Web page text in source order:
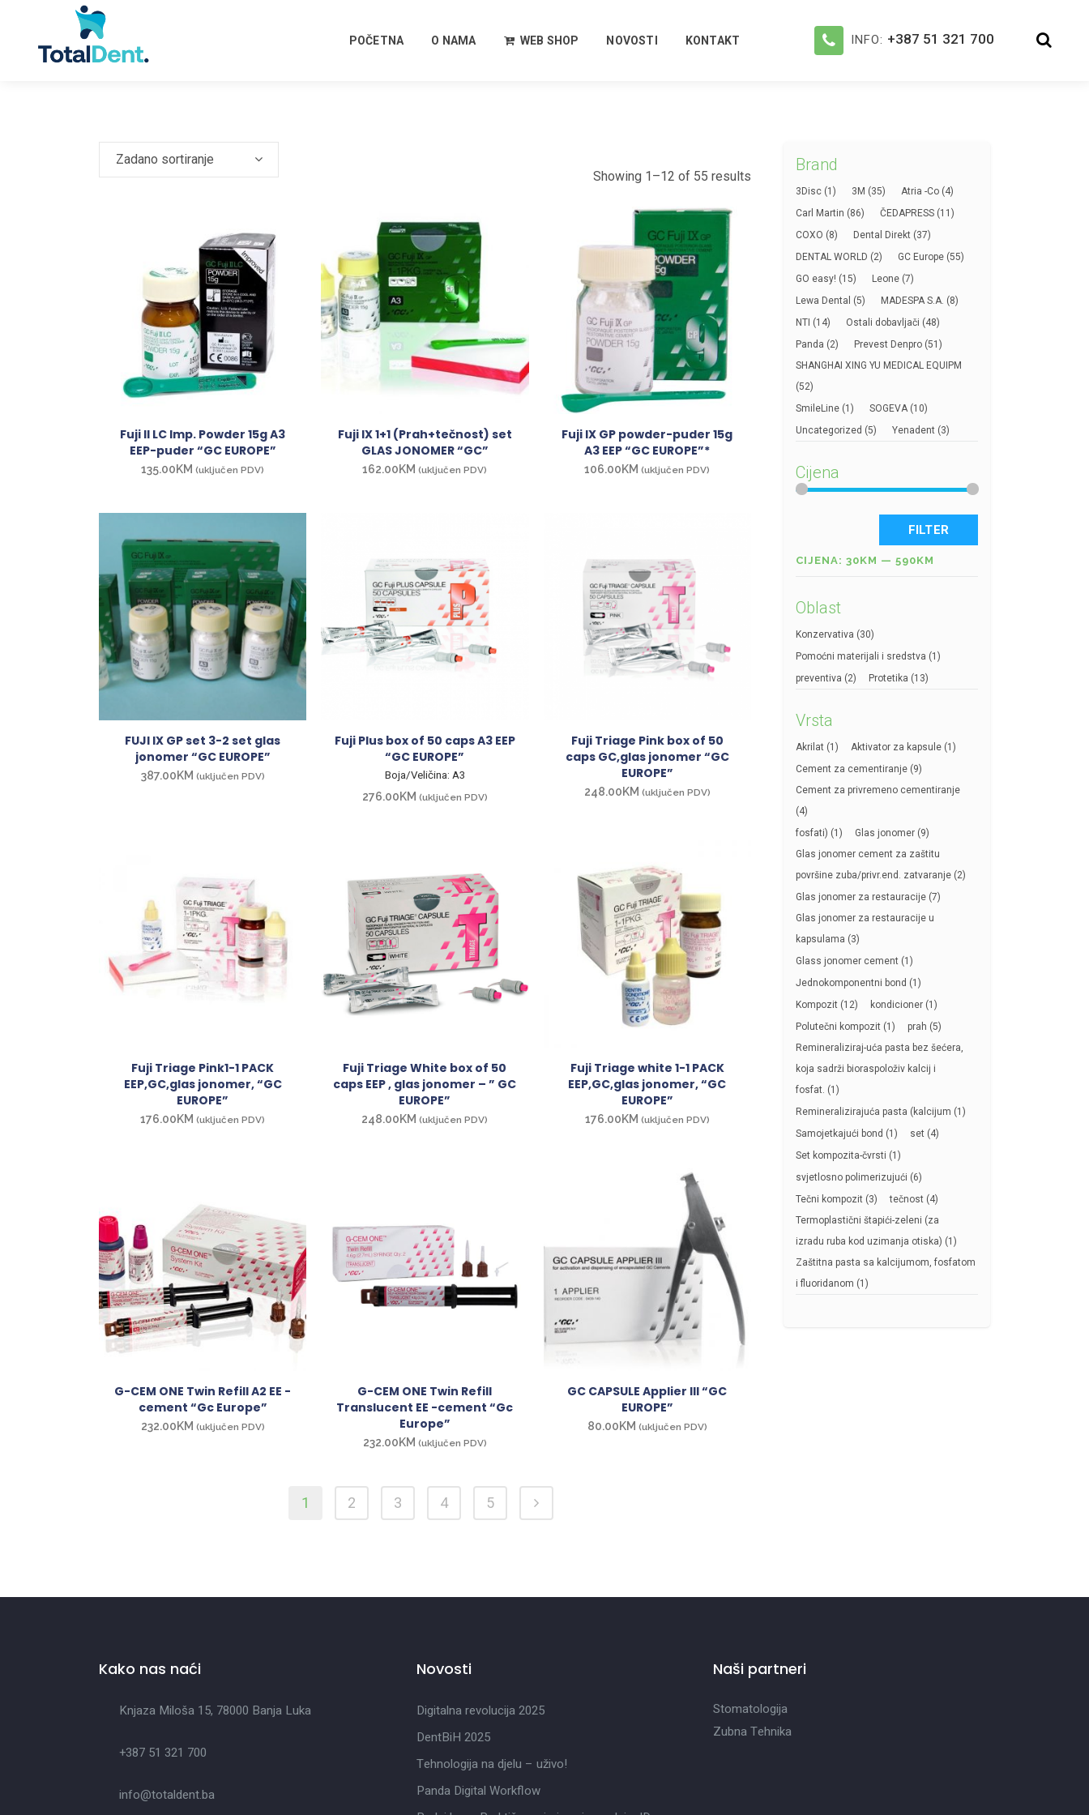
INFO: +387 51 321 700
POČETNA O NAMA WEB SHOP NOVOSTI KONTAKT
Showing 1–12 of 55 results
Zadano sortiranje
Fuji II LC lmp. Powder 15g A3
EEP-puder “GC EUROPE”
135.00KM (uključen PDV)
Fuji IX 1+1 (Prah+tečnost) set
GLAS JONOMER “GC”
162.00KM (uključen PDV)
Fuji IX GP powder-puder 15g
A3 EEP “GC EUROPE”*
106.00KM (uključen PDV)
FUJI IX GP set 3-2 set glas
jonomer “GC EUROPE”
387.00KM (uključen PDV)
Fuji Plus box of 50 caps A3 EEP
“GC EUROPE”
Boja/Veličina: A3
276.00KM (uključen PDV)
Fuji Triage Pink box of 50
caps GC,glas jonomer “GC
EUROPE”
248.00KM (uključen PDV)
Fuji Triage Pink1-1 PACK
EEP,GC,glas jonomer, “GC
EUROPE”
176.00KM (uključen PDV)
Fuji Triage White box of 50
caps EEP , glas jonomer – ” GC
EUROPE”
248.00KM (uključen PDV)
Fuji Triage white 1-1 PACK
EEP,GC,glas jonomer, “GC
EUROPE”
176.00KM (uključen PDV)
G-CEM ONE Twin Refill A2 EE -
cement “Gc Europe”
232.00KM (uključen PDV)
G-CEM ONE Twin Refill
Translucent EE -cement “Gc
Europe”
232.00KM (uključen PDV)
GC CAPSULE Applier III “GC
EUROPE”
80.00KM (uključen PDV)
1 2 3 4 5
Brand
3Disc (1) 3M (35) Atria -Co (4)
Carl Martin (86) ČEDAPRESS (11)
COXO (8) Dental Direkt (37)
DENTAL WORLD (2) GC Europe (55)
GO easy! (15) Leone (7)
Lewa Dental (5) MADESPA S.A. (8)
NTI (14) Ostali dobavljači (48)
Panda (2) Prevest Denpro (51)
SHANGHAI XING YU MEDICAL EQUIPM
(52)
SmileLine (1) SOGEVA (10)
Uncategorized (5) Yenadent (3)
Cijena
FILTER
CIJENA: 30KM — 590KM
Oblast
Konzervativa (30)
Pomoćni materijali i sredstva (1)
preventiva (2) Protetika (13)
Vrsta
Akrilat (1) Aktivator za kapsule (1)
Cement za cementiranje (9)
Cement za privremeno cementiranje
(4)
fosfati) (1) Glas jonomer (9)
Glas jonomer cement za zaštitu
površine zuba/privr.end. zatvaranje (2)
Glas jonomer za restauracije (7)
Glas jonomer za restauracije u
kapsulama (3)
Glass jonomer cement (1)
Jednokomponentni bond (1)
Kompozit (12) kondicioner (1)
Polutečni kompozit (1) prah (5)
Remineraliziraj-uća pasta bez šećera,
koja sadrži bioraspoloživ kalcij i
fosfat. (1)
Remineralizirajuća pasta (kalcijum (1)
Samojetkajući bond (1) set (4)
Set kompozita-čvrsti (1)
svjetlosno polimerizujući (6)
Tečni kompozit (3) tečnost (4)
Termoplastični štapići-zeleni (za
izradu ruba kod uzimanja otiska) (1)
Zaštitna pasta sa kalcijumom, fosfatom
i fluoridanom (1)
Kako nas naći
Knjaza Miloša 15, 78000 Banja Luka
+387 51 321 700
info@totaldent.ba
Novosti
Digitalna revolucija 2025
DentBiH 2025
Tehnologija na djelu – uživo!
Panda Digital Workflow
Naši partneri
Stomatologija
Zubna Tehnika